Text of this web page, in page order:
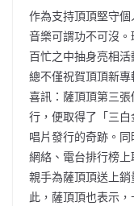
作為支持頂頂堅守
音樂可謂功不可沒
百忙之中抽身亮相
總不僅祝賀頂頂新
喜訊：薩頂頂第三
行，便取得了「三
唱片發行的奇跡。
網絡、電台排行榜
親手為薩頂頂送上
此，薩頂頂也表示